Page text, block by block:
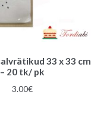
33 x 33 cm
– 20 tk/ pk
3.00€